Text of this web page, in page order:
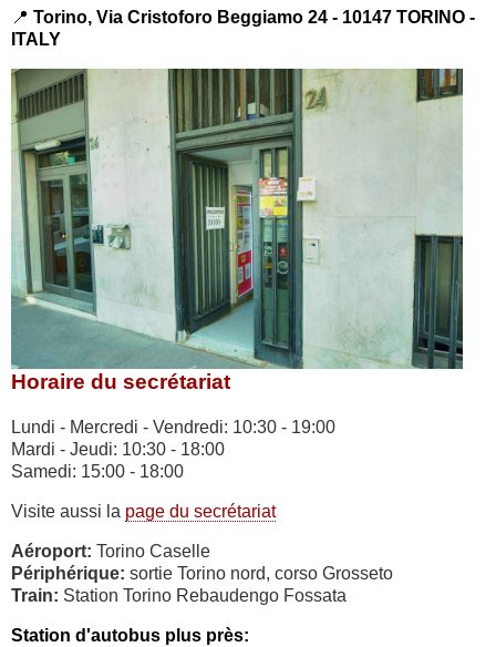
📍 Torino, Via Cristoforo Beggiamo 24 - 10147 TORINO -
ITALY
Horaire du secrétariat
Lundi - Mercredi - Vendredi: 10:30 - 19:00
Mardi - Jeudi: 10:30 - 18:00
Samedi: 15:00 - 18:00
Visite aussi la page du secrétariat
Aéroport: Torino Caselle
Périphérique: sortie Torino nord, corso Grosseto
Train: Station Torino Rebaudengo Fossata
Station d'autobus plus près: